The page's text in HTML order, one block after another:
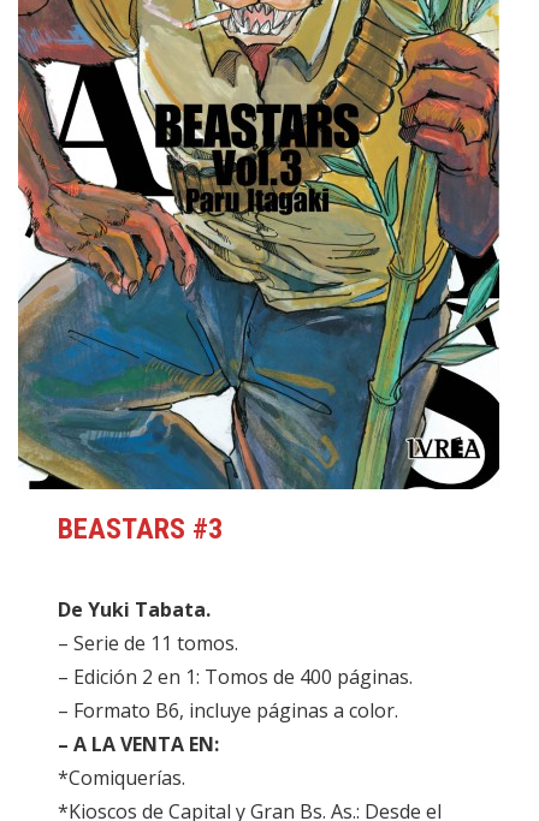
BEASTARS #3
De Yuki Tabata.
– Serie de 11 tomos.
– Edición 2 en 1: Tomos de 400 páginas.
– Formato B6, incluye páginas a color.
– A LA VENTA EN:
*Comiquerías.
*Kioscos de Capital y Gran Bs. As.: Desde el